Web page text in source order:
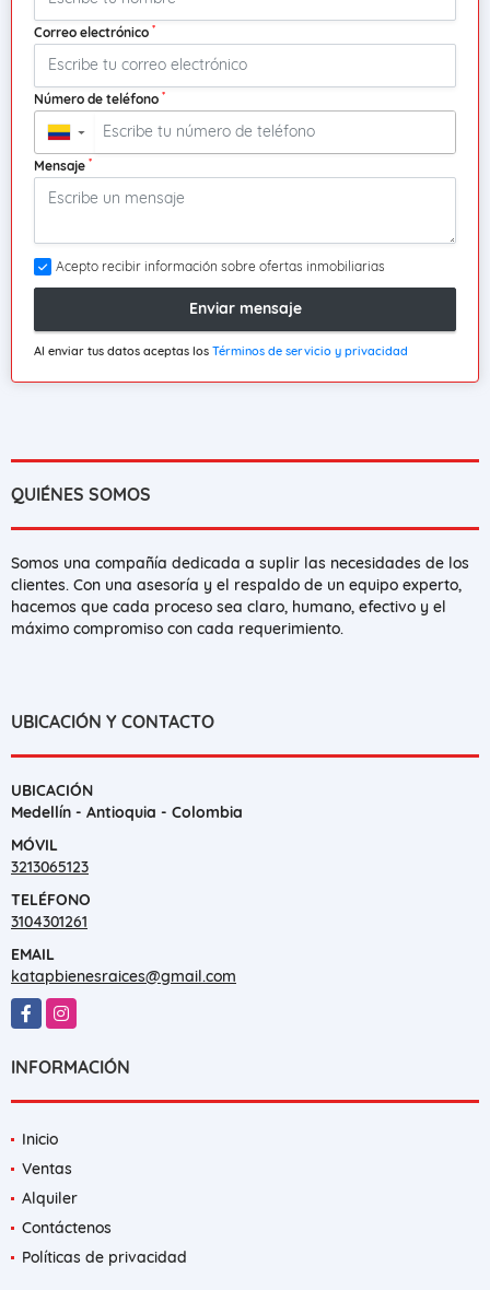
Correo electrónico *
Número de teléfono *
▼
Mensaje *
Acepto recibir información sobre ofertas inmobiliarias
Enviar mensaje
Al enviar tus datos aceptas los Términos de servicio y privacidad
QUIÉNES SOMOS
Somos una compañía dedicada a suplir las necesidades de los
clientes. Con una asesoría y el respaldo de un equipo experto,
hacemos que cada proceso sea claro, humano, efectivo y el
máximo compromiso con cada requerimiento.
UBICACIÓN Y CONTACTO
UBICACIÓN
Medellín - Antioquia - Colombia
MÓVIL
3213065123
TELÉFONO
3104301261
EMAIL
katapbienesraices@gmail.com
FacebookInstagram
INFORMACIÓN
Inicio
Ventas
Alquiler
Contáctenos
Políticas de privacidad